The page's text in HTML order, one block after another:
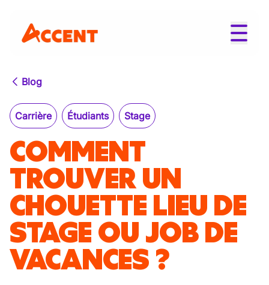
Blog
Carrière Étudiants Stage
COMMENT
TROUVER UN
CHOUETTE LIEU DE
STAGE OU JOB DE
VACANCES ?